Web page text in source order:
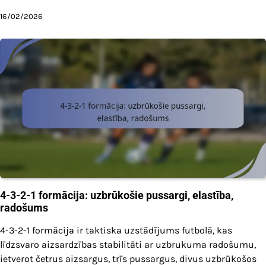
16/02/2026
4-3-2-1 formācija: uzbrūkošie pussargi, elastība,
radošums
4-3-2-1 formācija ir taktiska uzstādījums futbolā, kas
līdzsvaro aizsardzības stabilitāti ar uzbrukuma radošumu,
ietverot četrus aizsargus, trīs pussargus, divus uzbrūkošos